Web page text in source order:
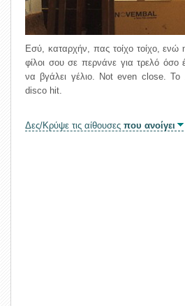
Εσύ, καταρχήν, πας τοίχο τοίχο, ενώ
φίλοι σου σε περνάνε για τρελό όσο
να βγάλει γέλιο. Not even close. Το
disco hit.
Δες/Κρύψε τις αίθουσες που ανοίγει